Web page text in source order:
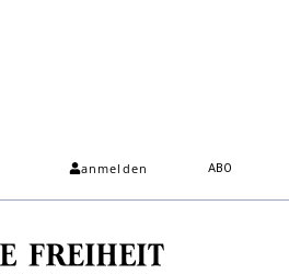
anmelden ABO